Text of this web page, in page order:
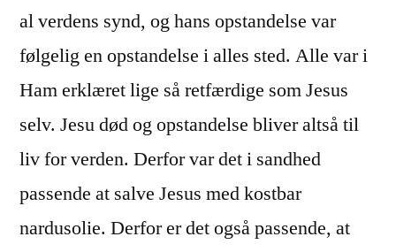
al verdens synd, og hans opstandelse var
følgelig en opstandelse i alles sted. Alle var i
Ham erklæret lige så retfærdige som Jesus
selv. Jesu død og opstandelse bliver altså til
liv for verden. Derfor var det i sandhed
passende at salve Jesus med kostbar
nardusolie. Derfor er det også passende, at